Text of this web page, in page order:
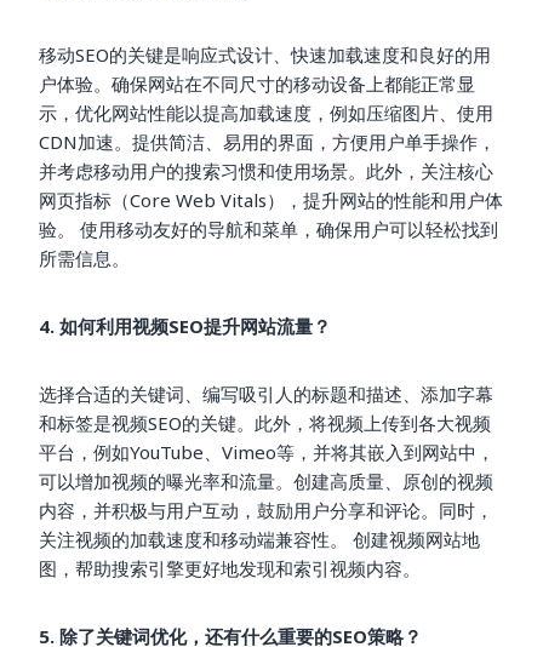
移动SEO的关键是响应式设计、快速加载速度和良好的用
户体验。确保网站在不同尺寸的移动设备上都能正常显
示，优化网站性能以提高加载速度，例如压缩图片、使用
CDN加速。提供简洁、易用的界面，方便用户单手操作，
并考虑移动用户的搜索习惯和使用场景。此外，关注核心
网页指标（Core Web Vitals），提升网站的性能和用户体
验。 使用移动友好的导航和菜单，确保用户可以轻松找到
所需信息。
4. 如何利用视频SEO提升网站流量？
选择合适的关键词、编写吸引人的标题和描述、添加字幕
和标签是视频SEO的关键。此外，将视频上传到各大视频
平台，例如YouTube、Vimeo等，并将其嵌入到网站中，
可以增加视频的曝光率和流量。创建高质量、原创的视频
内容，并积极与用户互动，鼓励用户分享和评论。同时，
关注视频的加载速度和移动端兼容性。 创建视频网站地
图，帮助搜索引擎更好地发现和索引视频内容。
5. 除了关键词优化，还有什么重要的SEO策略？